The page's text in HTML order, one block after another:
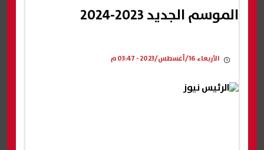
الموسم الجديد 2023-2024
الأربعاء 16/أغسطس/2023 - 03:47 م